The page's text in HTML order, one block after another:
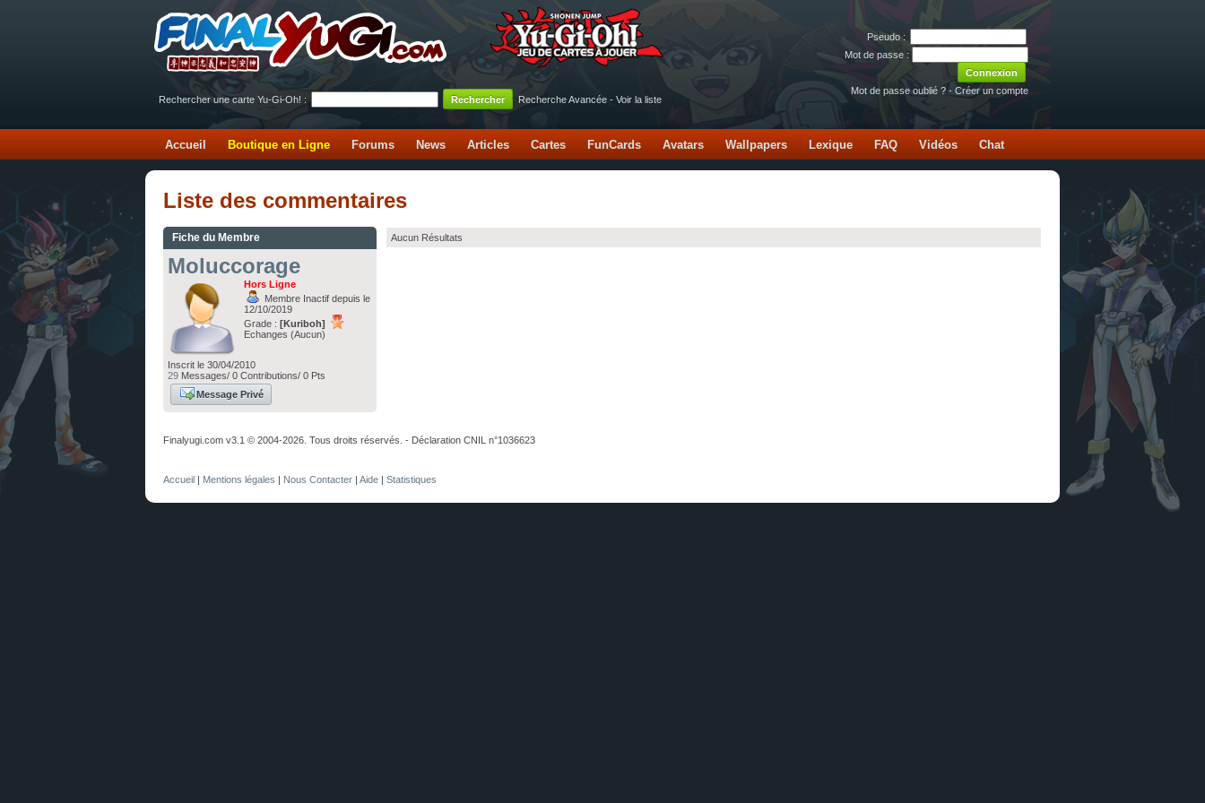
Pseudo :
Mot de passe :
Mot de passe oublié ? - Créer un compte
Rechercher une carte Yu-Gi-Oh! :
Recherche Avancée - Voir la liste
Accueil Boutique en Ligne Forums News Articles Cartes FunCards Avatars Wallpapers Lexique FAQ Vidéos Chat
Liste des commentaires
Fiche du Membre
Moluccorage
Hors Ligne
Membre Inactif depuis le
12/10/2019
Grade : [Kuriboh]
Echanges (Aucun)
Inscrit le 30/04/2010
29 Messages/ 0 Contributions/ 0 Pts
Message Privé
Aucun Résultats
Finalyugi.com v3.1 © 2004-2026. Tous droits réservés. - Déclaration CNIL n°1036623
Accueil | Mentions légales | Nous Contacter | Aide | Statistiques